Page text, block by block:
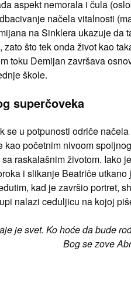
aspekt nemorala i čula
načela vitalnosti
na Sinklera ukazuje da
što tek onda život kao
toku Demijan završava
škole.
superčoveka
se u potpunosti odriče
početnim nivoom
raskalašnim životom. Iako
i slikanje Beatriče
kad je završio portret,
nalazi ceduljicu na kojoj
je svet. Ko hoće da bude
Bog se zove